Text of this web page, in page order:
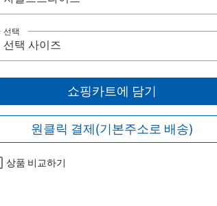
선택
쇼핑카트에 담기
원클릭 결제(기본주소로 배송)
상품 비교하기